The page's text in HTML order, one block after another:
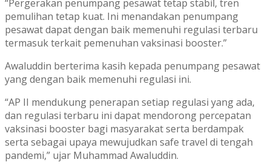
“Pergerakan penumpang pesawat tetap stabil, tren
pemulihan tetap kuat. Ini menandakan penumpang
pesawat dapat dengan baik memenuhi regulasi terbaru
termasuk terkait pemenuhan vaksinasi booster.”
Awaluddin berterima kasih kepada penumpang pesawat
yang dengan baik memenuhi regulasi ini.
“AP II mendukung penerapan setiap regulasi yang ada,
dan regulasi terbaru ini dapat mendorong percepatan
vaksinasi booster bagi masyarakat serta berdampak
serta sebagai upaya mewujudkan safe travel di tengah
pandemi,” ujar Muhammad Awaluddin.